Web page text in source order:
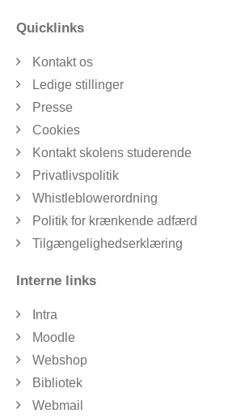
Quicklinks
Kontakt os
Ledige stillinger
Presse
Cookies
Kontakt skolens studerende
Privatlivspolitik
Whistleblowerordning
Politik for krænkende adfærd
Tilgængelighedserklæring
Interne links
Intra
Moodle
Webshop
Bibliotek
Webmail